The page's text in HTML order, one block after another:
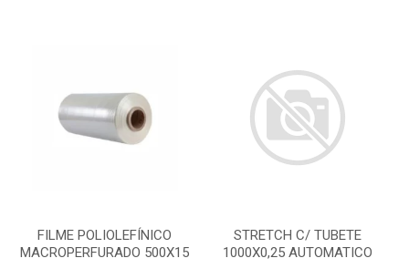
FILME POLIOLEFÍNICO
MACROPERFURADO 500X15
STRETCH C/ TUBETE
1000X0,25 AUTOMATICO